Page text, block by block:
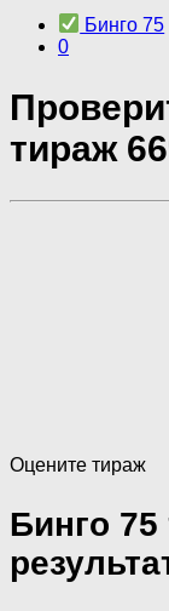
Бинго 75
0
тираж
Оцените тираж
Бинго 75